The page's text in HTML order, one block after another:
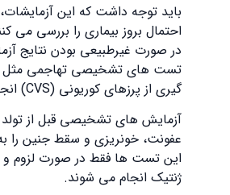
باید توجه داشت که این آزمایشات،
احتمال بروز بیماری را بررسی می‌ کنند.
در صورت غیرطبیعی بودن نتایج آزمایشات
تست‌ های تشخیصی تهاجمی مثل آزمایش
گیری از پرزهای کوریونی (CVS) انجام می ‌شود.
آزمایش های تشخیصی قبل از تولد ممکن
عفونت، خونریزی و سقط جنین را به همراه
این تست‌ ها فقط در صورت لزوم و با
ژنتیک انجام می‌ شوند.